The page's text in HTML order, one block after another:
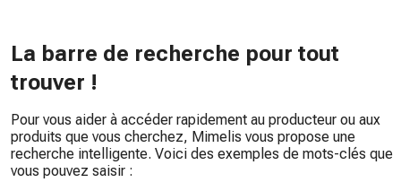
La barre de recherche pour tout
trouver !
Pour vous aider à accéder rapidement au producteur ou aux
produits que vous cherchez, Mimelis vous propose une
recherche intelligente. Voici des exemples de mots-clés que
vous pouvez saisir :